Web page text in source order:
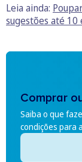
Leia ainda:
sugestões até 10
Comprar
Saiba o que
condições para